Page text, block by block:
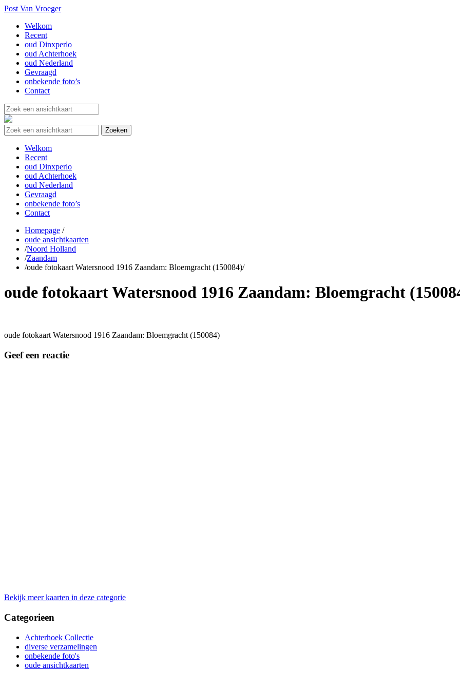
Post Van Vroeger
Welkom
Recent
oud Dinxperlo
oud Achterhoek
oud Nederland
Gevraagd
onbekende foto’s
Contact
Welkom
Recent
oud Dinxperlo
oud Achterhoek
oud Nederland
Gevraagd
onbekende foto’s
Contact
Homepage /
oude ansichtkaarten
/Noord Holland
/Zaandam
/oude fotokaart Watersnood 1916 Zaandam: Bloemgracht (150084)/
oude fotokaart Watersnood 1916 Zaandam: Bloemgracht
oude fotokaart Watersnood 1916 Zaandam: Bloemgracht (150084)
Geef een reactie
Bekijk meer kaarten in deze categorie
Categorieen
Achterhoek Collectie
diverse verzamelingen
onbekende foto's
oude ansichtkaarten